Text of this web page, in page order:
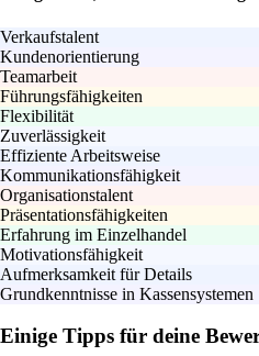
Verkaufstalent
Kundenorientierung
Teamarbeit
Führungsfähigkeiten
Flexibilität
Zuverlässigkeit
Effiziente Arbeitsweise
Kommunikationsfähigkeit
Organisationstalent
Präsentationsfähigkeiten
Erfahrung im Einzelhandel
Motivationsfähigkeit
Aufmerksamkeit für Details
Grundkenntnisse in Kassensystemen
Einige Tipps für deine